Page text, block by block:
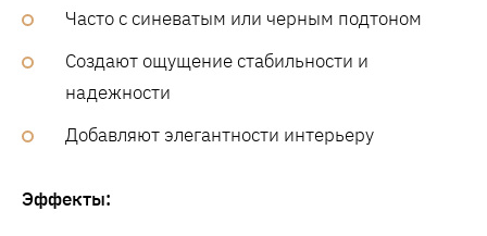
Часто с синеватым или черным подтоном
Создают ощущение стабильности и
надежности
Добавляют элегантности интерьеру
Эффекты: